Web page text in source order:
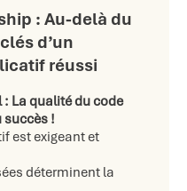
: Au-delà du
d’un
réussi
La qualité du code
succès !
est exigeant et
déterminent la